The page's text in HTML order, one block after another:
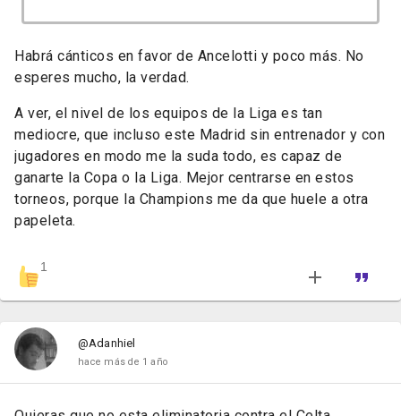
Habrá cánticos en favor de Ancelotti y poco más. No
esperes mucho, la verdad.
A ver, el nivel de los equipos de la Liga es tan
mediocre, que incluso este Madrid sin entrenador y con
jugadores en modo me la suda todo, es capaz de
ganarte la Copa o la Liga. Mejor centrarse en estos
torneos, porque la Champions me da que huele a otra
papeleta.
1
@Adanhiel
hace más de 1 año